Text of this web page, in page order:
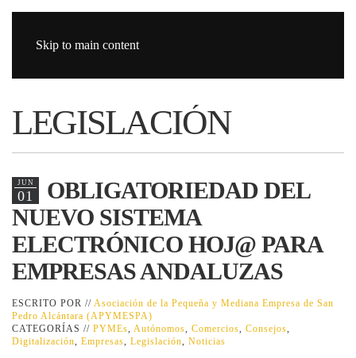
Skip to main content
LEGISLACIÓN
JUN
01
OBLIGATORIEDAD DEL
NUEVO SISTEMA
ELECTRÓNICO HOJ@ PARA
EMPRESAS ANDALUZAS
ESCRITO POR // Asociación de la Pequeña y Mediana Empresa de San
Pedro Alcántara (APYMESPA)
CATEGORÍAS // PYMEs Autónomos Comercios Consejos
Digitalización
Empresas Legislación Noticias